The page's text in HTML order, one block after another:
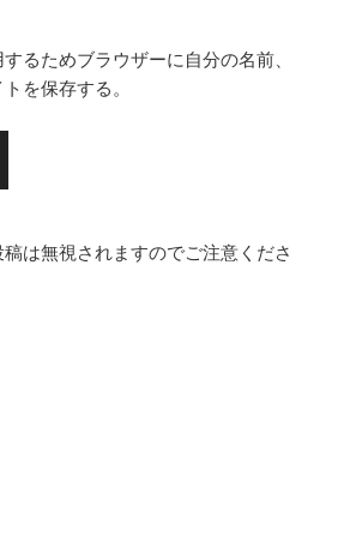
るためブラウザーに自分の名前、
を保存する。
は無視されますのでご注意くださ